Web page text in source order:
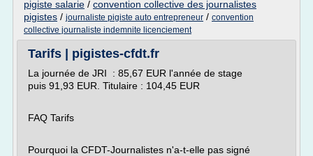
pigiste salarie / convention collective des journalistes
pigistes / journaliste pigiste auto entrepreneur / convention
collective journaliste indemnite licenciement
Tarifs | pigistes-cfdt.fr
La journée de JRI : 85,67 EUR l'année de stage
puis 91,93 EUR. Titulaire : 104,45 EUR
FAQ Tarifs
Pourquoi la CFDT-Journalistes n'a-t-elle pas signé